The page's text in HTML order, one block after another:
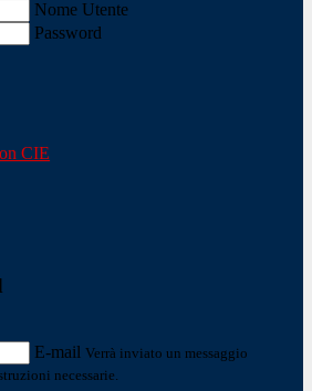
Nome Utente
Password
CIE
E-mail Verrà inviato un messaggio
necessarie.